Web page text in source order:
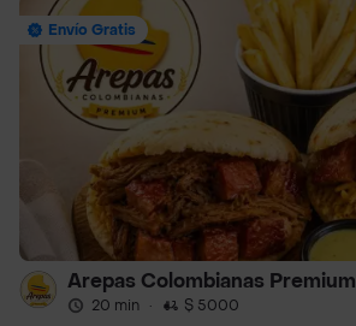
Envío Gratis
Arepas Colombianas Premium
20 min · $ 5000